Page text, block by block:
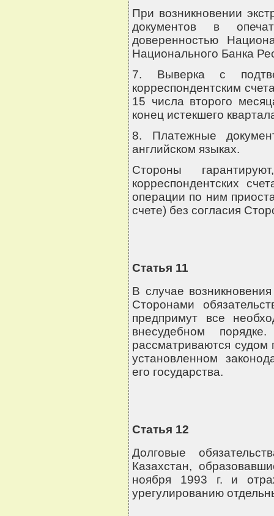
При возникновении
документов в
доверенностью
Национального Банка
7. Выверка с
корреспондентским
15 числа второго
конец истекшего
8. Платежные
английском языках.
Стороны
корреспондентских
операции по ним
счете) без согласия
Статья 11
В случае
Сторонами
предпримут все
внесудебном
рассматриваются судом
установленном
его государства.
Статья 12
Долговые
Казахстан,
ноября 1993 г. и
урегулированию